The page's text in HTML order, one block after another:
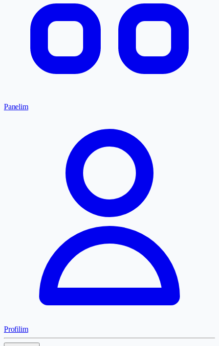
Panelim
Profilim